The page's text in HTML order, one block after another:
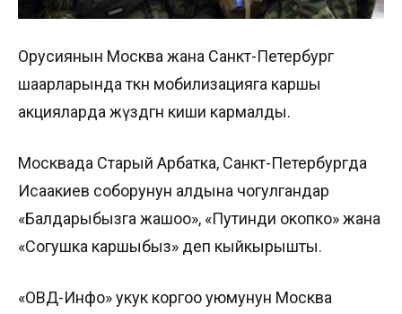
Орусиянын Москва жана Санкт-Петербург
шаарларында өткөн мобилизацияга каршы
акцияларда жүздөгөн киши кармалды.
Москвада Старый Арбатка, Санкт-Петербургда
Исаакиев соборунун алдына чогулгандар
«Балдарыбызга жашоо», «Путинди окопко» жана
«Согушка каршыбыз» деп кыйкырышты.
«ОВД-Инфо» укук коргоо уюмунун Москва